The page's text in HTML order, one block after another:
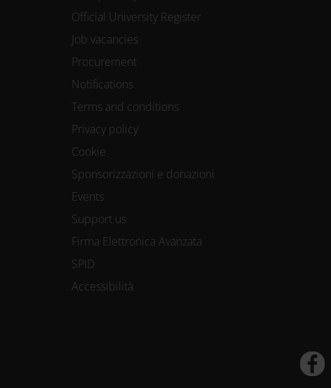
Official University Register
Job vacancies
Procurement
Notifications
Terms and conditions
Privacy policy
Cookie
Sponsorizzazioni e donazioni
Events
Support us
Firma Elettronica Avanzata
SPID
Accessibilità